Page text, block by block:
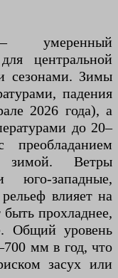
умеренный
центральной
сезонами. Зимы
падения
2026 года), а
до 20–
Ветры
западные,
влияет на
прохладнее,
Общий уровень
мм в год, что
засух или